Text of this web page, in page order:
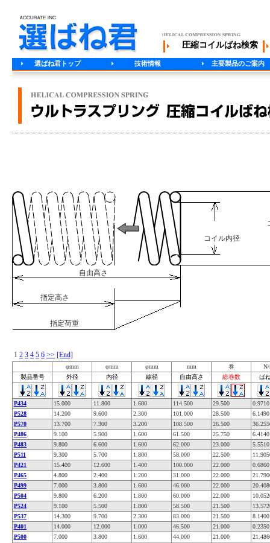
圧縮コイルばね検索
選ばね君トップ 技術情報 主要製品のご案内
コイル内径
自由高さ
指定高さ
指定荷重
1 2 3 4 5 6 >> [End]
φmm φmm φmm mm 巻
製品番号
外径 内径 線径 自由高さ 総巻数 ば
P434 15.000 11.800 1.600 114.500 29.500
0.9710
P528
14.200 9.600 2.300 101.000 28.500
6.1490
P570
13.700 7.300 3.200 108.500 26.500
P486
9.100 5.900 1.600 61.500 25.750
6.4140
P483
9.800 6.600 1.600 62.000 23.000
5.5510
P511
9.300 5.700 1.800 58.000 22.500
P421
15.400 12.600 1.400 100.000 22.000
0.6860
P465
4.800 2.400 1.200 31.000 22.000
P499
7.000 3.800 1.600 46.000 22.000
P504
9.800 6.200 1.800 60.000 22.000
P524
9.100 5.500 1.800 58.500 21.500
P537
14.300 9.700 2.300 83.000 21.500
8.1400
P401
14.000 12.000 1.000 46.500 21.000
0.2350
P500
7.000 3.800 1.600 44.000 21.000